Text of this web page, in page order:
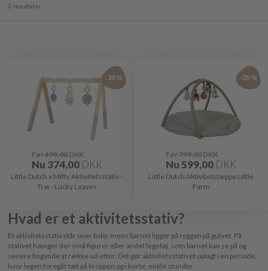
2 resultater
-25%
Før499,00DKK
Nu 374,00 DKK
Little Dutch x Miffy Aktivitetsstativ -
Træ - Lucky Leaves
-25%
Før799,00 DKK
Nu599,00 DKK
Little Dutch Aktivitetstæppe Little
Farm
Hvad er et aktivitetsstativ?
Et aktivitetsstativ står over baby, mens barnet ligger på ryggen på gulvet. På
stativet hænger der små figurer eller andet legetøj, som barnet kan se på og
senere begynde at række ud efter. Det gør aktivitetsstativet oplagt i en periode,
hvor legen foregår tæt på kroppen og i korte, enkle stunder.